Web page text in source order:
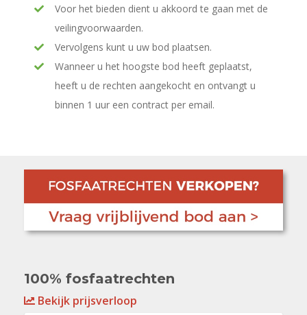
Voor het bieden dient u akkoord te gaan met de
veilingvoorwaarden.
Vervolgens kunt u uw bod plaatsen.
Wanneer u het hoogste bod heeft geplaatst,
heeft u de rechten aangekocht en ontvangt u
binnen 1 uur een contract per email.
100% fosfaatrechten
Bekijk prijsverloop